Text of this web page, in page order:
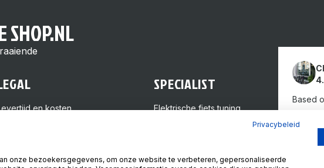
SHOP.NL
en kosten
beleid
SPECIALIST
Elektrische fiets tuning
Reparaties
Based
Privacybeleid
onze bezoekersgegevens, om onze website te verbeteren, gepersonaliseerde